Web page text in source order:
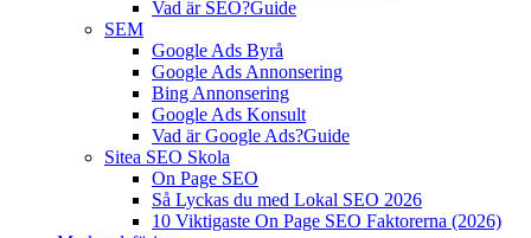
Vad är SEO?Guide
SEM
Google Ads Byrå
Google Ads Annonsering
Bing Annonsering
Google Ads Konsult
Vad är Google Ads?Guide
Sitea SEO Skola
On Page SEO
Så Lyckas du med Lokal SEO 2026
10 Viktigaste On Page SEO Faktorerna (2026)